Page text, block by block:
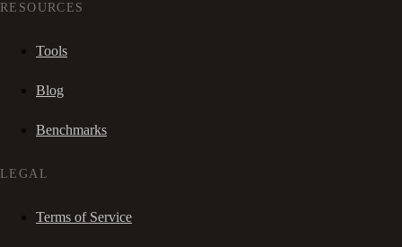
RESOURCES
Tools
Blog
Benchmarks
LEGAL
Terms of Service